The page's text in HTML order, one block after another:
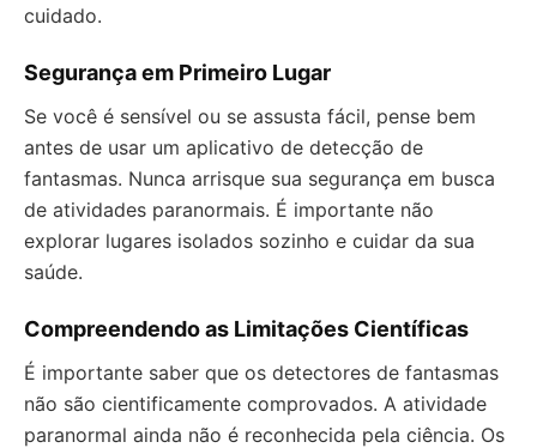
cuidado.
Segurança em Primeiro Lugar
Se você é sensível ou se assusta fácil, pense bem
antes de usar um aplicativo de detecção de
fantasmas. Nunca arrisque sua segurança em busca
de atividades paranormais. É importante não
explorar lugares isolados sozinho e cuidar da sua
saúde.
Compreendendo as Limitações Científicas
É importante saber que os detectores de fantasmas
não são cientificamente comprovados. A atividade
paranormal ainda não é reconhecida pela ciência. Os